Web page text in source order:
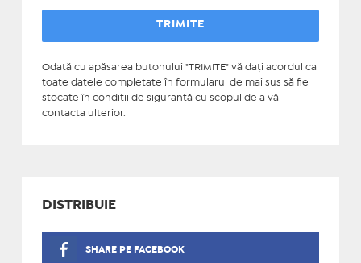
Odată cu apăsarea butonului "TRIMITE" vă daţi acordul ca
toate datele completate în formularul de mai sus să fie
stocate în condiţii de siguranţă cu scopul de a vă
contacta ulterior.
DISTRIBUIE
SHARE PE FACEBOOK